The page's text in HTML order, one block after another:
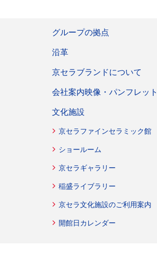
グループの拠点
沿革
京セラブランドについて
会社案内映像・パンフレット
文化施設
京セラファインセラミック館
ショールーム
京セラギャラリー
稲盛ライブラリー
京セラ文化施設のご利用案内
開館日カレンダー